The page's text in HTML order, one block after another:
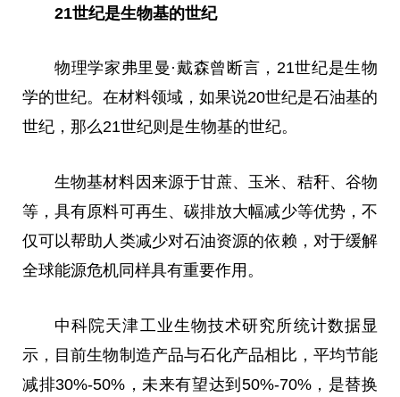
21世纪是生物基的世纪
物理学家弗里曼·戴森曾断言，21世纪是生物
学的世纪。在材料领域，如果说20世纪是石油基的
世纪，那么21世纪则是生物基的世纪。
生物基材料因来源于甘蔗、玉米、秸秆、谷物
等，具有原料可再生、碳排放大幅减少等优势，不
仅可以帮助人类减少对石油资源的依赖，对于缓解
全球能源危机同样具有重要作用。
中科院天津工业生物技术研究所统计数据显
示，目前生物制造产品与石化产品相比，平均节能
减排30%-50%，未来有望达到50%-70%，是替换